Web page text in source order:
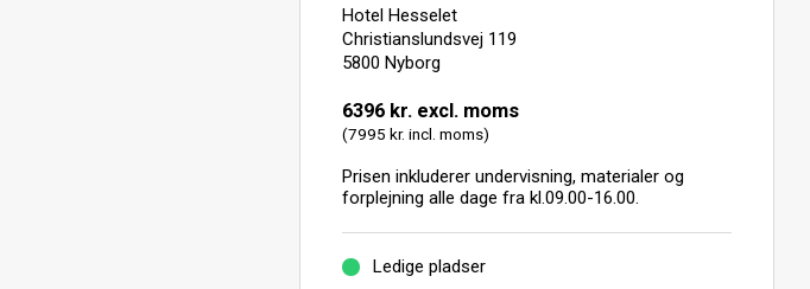
Hotel Hesselet
Christianslundsvej 119
5800 Nyborg
6396 kr. excl. moms
(7995 kr. incl. moms)
Prisen inkluderer undervisning, materialer og
forplejning alle dage fra kl.09.00-16.00.
Ledige pladser